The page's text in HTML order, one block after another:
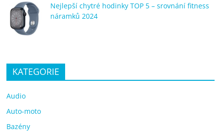
Nejlepší chytré hodinky TOP 5 – srovnání fitness
náramků 2024
KATEGORIE
Audio
Auto-moto
Bazény